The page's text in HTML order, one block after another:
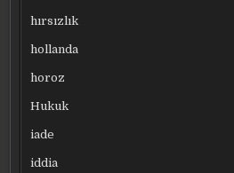
hırsızlık
hollanda
horoz
Hukuk
iade
iddia